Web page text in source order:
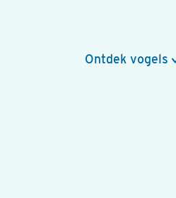
Ontdek vogels